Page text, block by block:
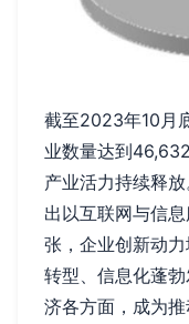
截至2023年10月
业数量达到
产业活力持续释
出以互联网与信
张，企业创新动
转型、信息化蓬
济各方面，成为